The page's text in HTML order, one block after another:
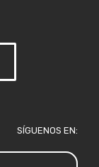
SÍGUENOS EN: